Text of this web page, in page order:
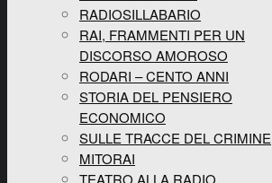
RADIOSILLABARIO
RAI, FRAMMENTI PER UN
DISCORSO AMOROSO
RODARI – CENTO ANNI
STORIA DEL PENSIERO
ECONOMICO
SULLE TRACCE DEL CRIMINE
MITORAI
TEATRO ALLA RADIO